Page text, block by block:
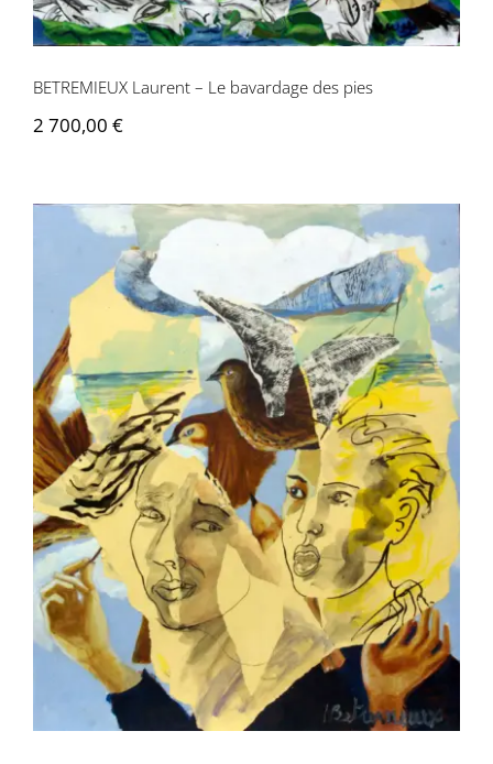
BETREMIEUX Laurent – Le bavardage des pies
2 700,00 €
BETREMIEUX Laurent – Grivois